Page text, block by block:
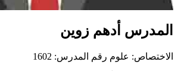
المدرس أدهم زوين
الاختصاص: علوم رقم المدرس: 1602